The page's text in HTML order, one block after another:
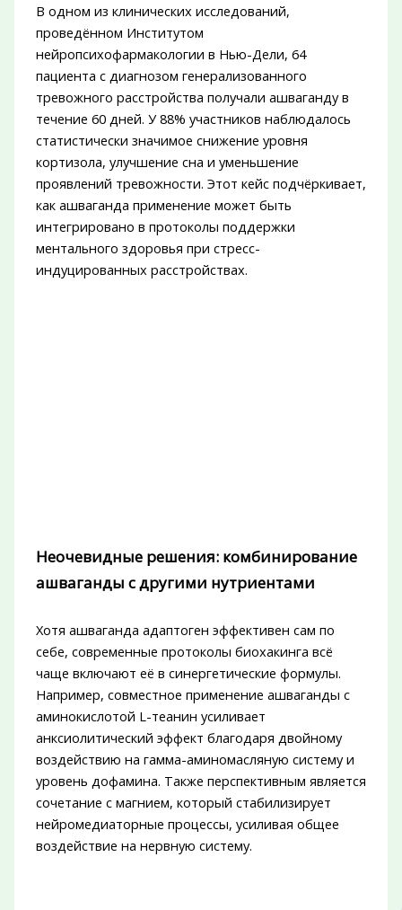
В одном из клинических исследований,
проведённом Институтом
нейропсихофармакологии в Нью-Дели, 64
пациента с диагнозом генерализованного
тревожного расстройства получали ашваганду в
течение 60 дней. У 88% участников наблюдалось
статистически значимое снижение уровня
кортизола, улучшение сна и уменьшение
проявлений тревожности. Этот кейс подчёркивает,
как ашваганда применение может быть
интегрировано в протоколы поддержки
ментального здоровья при стресс-
индуцированных расстройствах.
Неочевидные решения: комбинирование
ашваганды с другими нутриентами
Хотя ашваганда адаптоген эффективен сам по
себе, современные протоколы биохакинга всё
чаще включают её в синергетические формулы.
Например, совместное применение ашваганды с
аминокислотой L-теанин усиливает
анксиолитический эффект благодаря двойному
воздействию на гамма-аминомасляную систему и
уровень дофамина. Также перспективным является
сочетание с магнием, который стабилизирует
нейромедиаторные процессы, усиливая общее
воздействие на нервную систему.